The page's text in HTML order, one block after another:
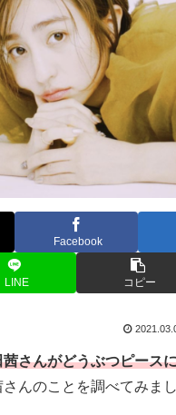
Facebook
LINE コピー
さんがどうぶつピース
んのことを調べてみまし